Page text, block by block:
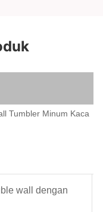
Tumbler Minum Kaca
wall dengan